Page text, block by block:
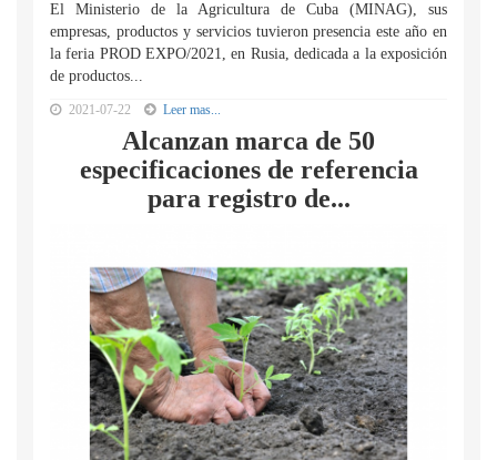
El Ministerio de la Agricultura de Cuba (MINAG), sus
empresas, productos y servicios tuvieron presencia este año en
la feria PROD EXPO/2021, en Rusia, dedicada a la exposición
de productos...
2021-07-22 Leer mas...
Alcanzan marca de 50
especificaciones de referencia
para registro de...